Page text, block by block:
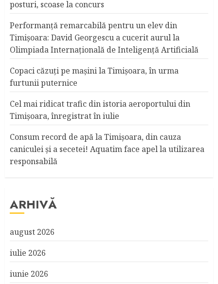
posturi, scoase la concurs
Performanță remarcabilă pentru un elev din
Timișoara: David Georgescu a cucerit aurul la
Olimpiada Internațională de Inteligență Artificială
Copaci căzuţi pe maşini la Timişoara, în urma
furtunii puternice
Cel mai ridicat trafic din istoria aeroportului din
Timişoara, înregistrat în iulie
Consum record de apă la Timişoara, din cauza
caniculei şi a secetei! Aquatim face apel la utilizarea
responsabilă
ARHIVĂ
august 2026
iulie 2026
iunie 2026